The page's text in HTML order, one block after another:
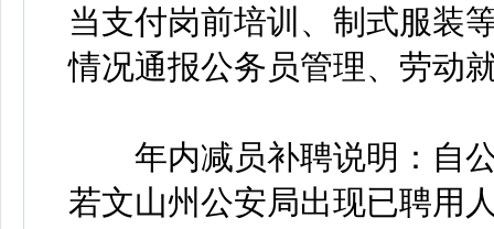
当支付岗前培训、制式服装
情况通报公务员管理、劳动
年内减员补聘说明：自公
若文山州公安局出现已聘用